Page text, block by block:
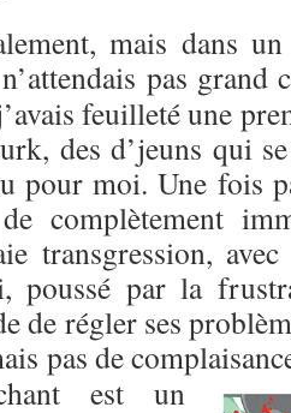
mais dans
pas grand
feuilleté une
des d’jeuns qui
pour moi. Une fois
complètement
transgression,
poussé par la
de régler ses
pas de
est un